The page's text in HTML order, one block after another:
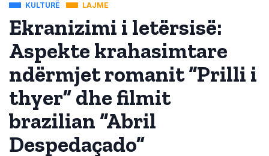
KULTURË LAJME
Ekranizimi i letërsisë:
Aspekte krahasimtare
ndërmjet romanit “Prilli i
thyer” dhe filmit
brazilian “Abril
Despedaçado”